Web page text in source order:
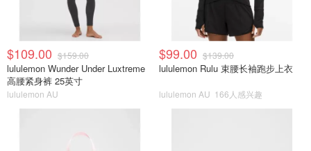
$109.00 $159.00
lululemon Wunder Under Luxtreme
高腰紧身裤 25英寸
lululemon AU
$99.00 $139.00
lululemon Rulu 束腰长袖跑步上衣
lululemon AU 166人感兴趣